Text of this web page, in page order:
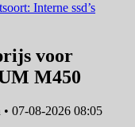
Interne ssd’s
voor
M450
• 07-08-2026 08:05